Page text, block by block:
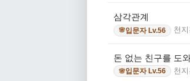
삼각관계
🌸입문자 Lv.56 천
돈 없는 친구를 도
🌸입문자 Lv.56 천